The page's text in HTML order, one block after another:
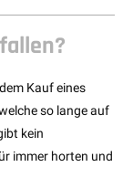
Kauf eines
so lange auf
kein
immer horten und